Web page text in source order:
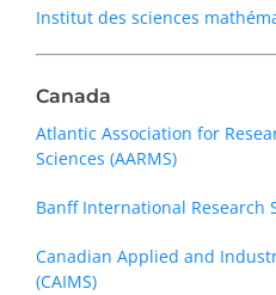
Institut des sciences
Canada
Atlantic Association for
Sciences (AARMS)
Banff International Research
Canadian Applied and
(CAIMS)